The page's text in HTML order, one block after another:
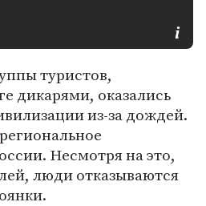
туристов,
дикарями, оказались
из-за дождей.
региональное
Несмотря на это,
люди отказываются